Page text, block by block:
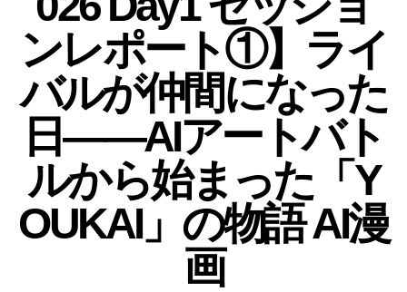
ンレポート①】ライ
バルが仲間になった
日——AIアートバト
ルから始まった「Y
OUKAI」の物語 AI漫
画